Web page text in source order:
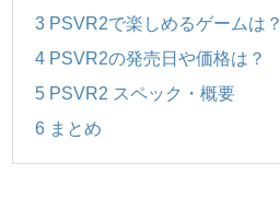
3 PSVR2で楽しめるゲームは？
4 PSVR2の発売日や価格は？
5 PSVR2 スペック・概要
6 まとめ